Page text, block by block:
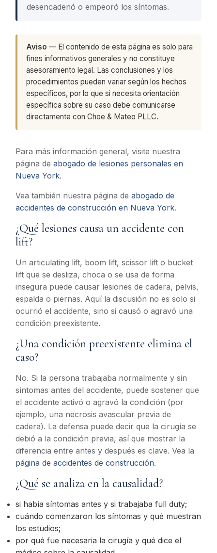
desencadenó o empeoró los síntomas.
Aviso — El contenido de esta página es solo para
fines informativos generales y no constituye
asesoramiento legal. Las conclusiones y los
procedimientos pueden variar según los hechos
específicos, por lo que si necesita orientación
específica sobre su caso debe comunicarse
directamente con Choe & Mateo PLLC.
Para más información general, visite nuestra
página de abogado de lesiones personales en
Nueva York.
Vea también nuestra página de abogado de
accidentes de construcción en Nueva York.
¿Qué lesiones causa un accidente con
lift?
Un articulating lift, boom lift, scissor lift o bucket
lift que se desliza, choca o se usa de forma
insegura puede causar lesiones de cadera, pelvis,
espalda o piernas. Aquí la discusión no es solo si
ocurrió el accidente, sino si causó o agravó una
condición preexistente.
¿Una condición preexistente elimina el
caso?
No. Si la persona trabajaba normalmente y sin
síntomas antes del accidente, puede sostener que
el accidente activó o agravó la condición (por
ejemplo, una necrosis avascular previa de
cadera). La defensa puede decir que la cirugía se
debió a la condición previa, así que mostrar la
diferencia entre antes y después es clave. Vea la
página de accidentes de construcción.
¿Qué se analiza en la causalidad?
si había síntomas antes y si trabajaba full duty;
cuándo comenzaron los síntomas y qué muestran
los estudios;
por qué fue necesaria la cirugía y qué dice el